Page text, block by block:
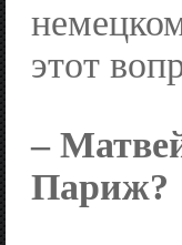
этот
–
Париж?